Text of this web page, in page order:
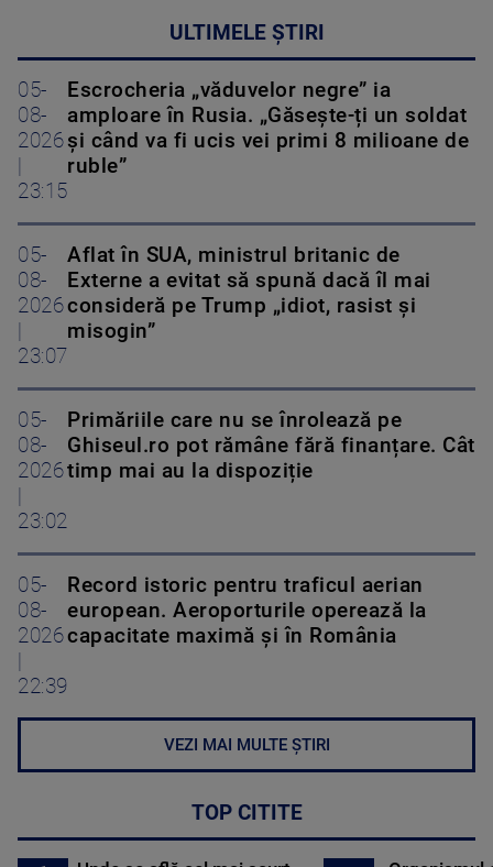
ULTIMELE ȘTIRI
05-
08-
2026
23:15
Escrocheria „văduvelor negre” ia
amploare în Rusia. „Găsește-ți un soldat
și când va fi ucis vei primi 8 milioane de
ruble”
05-
08-
2026
23:07
Aflat în SUA, ministrul britanic de
Externe a evitat să spună dacă îl mai
consideră pe Trump „idiot, rasist și
misogin”
05-
08-
2026
23:02
Primăriile care nu se înrolează pe
Ghiseul.ro pot rămâne fără finanțare. Cât
timp mai au la dispoziție
05-
08-
2026
22:39
Record istoric pentru traficul aerian
european. Aeroporturile operează la
capacitate maximă și în România
VEZI MAI MULTE ȘTIRI
TOP CITITE